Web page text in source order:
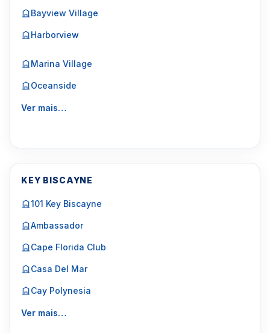
Bayview Village
Harborview
Marina Village
Oceanside
Ver mais…
KEY BISCAYNE
101 Key Biscayne
Ambassador
Cape Florida Club
Casa Del Mar
Cay Polynesia
Ver mais…